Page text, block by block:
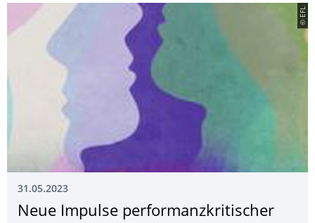
© EFL
31.05.2023
Neue Impulse performanzkriti­scher